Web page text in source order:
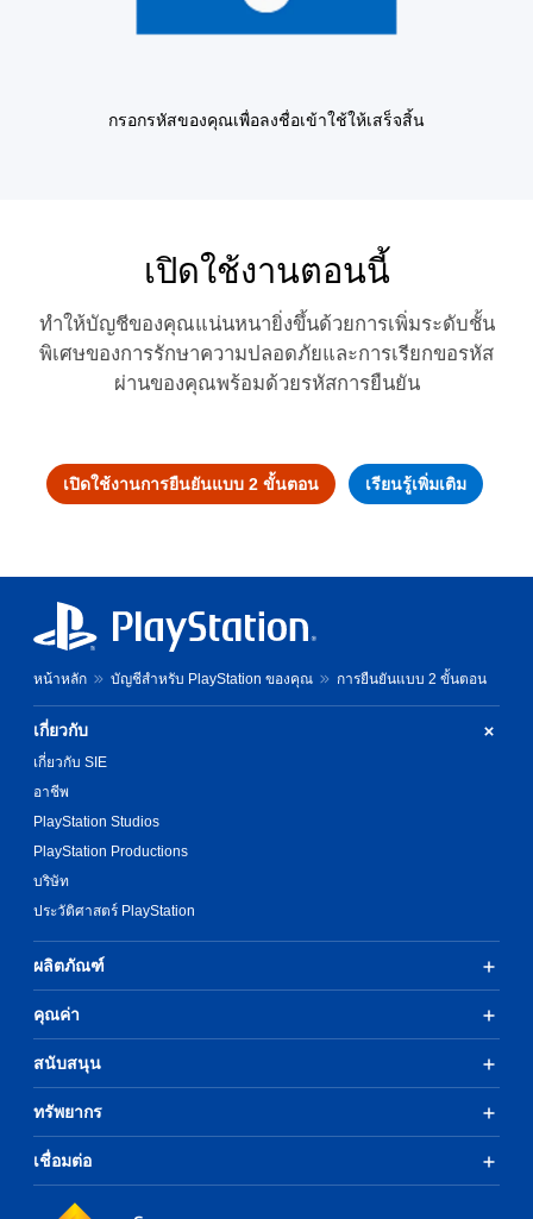
กรอกรหัสของคุณเพื่อลงชื่อเข้าใช้ให้เสร็จสิ้น
เปิดใช้งานตอนนี้
ทำให้บัญชีของคุณแน่นหนายิ่งขึ้นด้วยการเพิ่มระดับชั้น
พิเศษของการรักษาความปลอดภัยและการเรียกขอรหัส
ผ่านของคุณพร้อมด้วยรหัสการยืนยัน
เปิดใช้งานการยืนยันแบบ 2 ขั้นตอน เรียนรู้เพิ่มเติม
หน้าหลัก บัญชีสำหรับ PlayStation ของคุณ การยืนยันแบบ 2 ขั้นตอน
เกี่ยวกับ
เกี่ยวกับ SIE
อาชีพ
PlayStation Studios
PlayStation Productions
บริษัท
ประวัติศาสตร์ PlayStation
ผลิตภัณฑ์
คุณค่า
สนับสนุน
ทรัพยากร
เชื่อมต่อ